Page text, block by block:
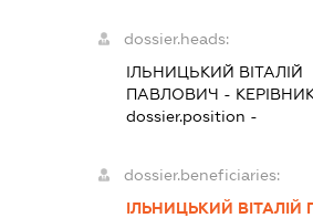
dossier.heads:
ІЛЬНИЦЬКИЙ ВІТАЛІЙ
ПАВЛОВИЧ - КЕРІВНИК
dossier.position -
dossier.beneficiaries:
ІЛЬНИЦЬКИЙ